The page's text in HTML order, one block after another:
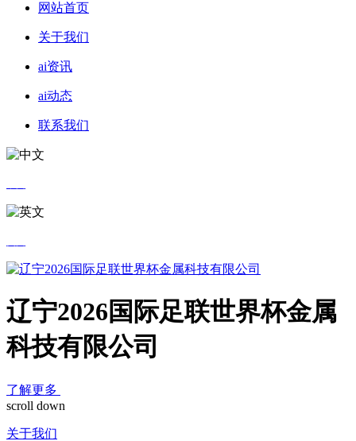
网站首页
关于我们
ai资讯
ai动态
联系我们
辽宁2026国际足联世界杯金属
科技有限公司
了解更多
scroll down
关于我们